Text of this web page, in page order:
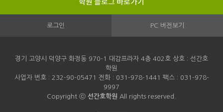
학원 블로그 바로가기
로그인 PC 버전보기
경기 고양시 덕양구 화정동 970-1 대감프라자 4층 402호 상호 : 선간호
학원
사업자 번호 : 232-90-05471 전화 : 031-978-1441 팩스 : 031-978-
9997
Copyright ⓒ 선간호학원 All rights reserved.